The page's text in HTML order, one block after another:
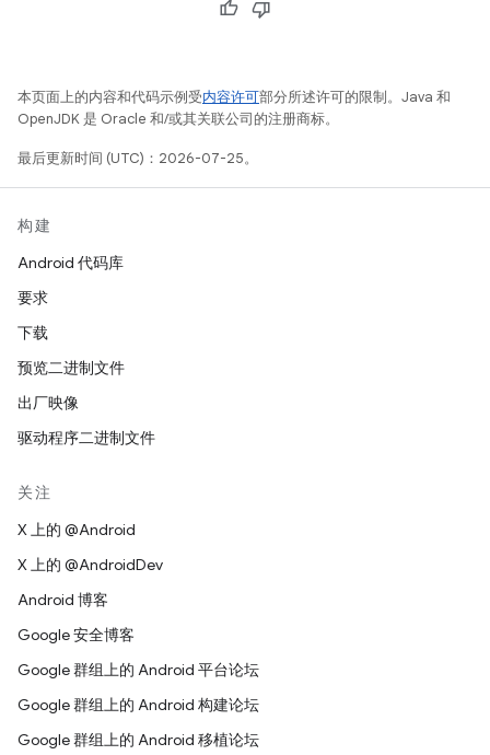
本页面上的内容和代码示例受内容许可部分所述许可的限制。Java 和
OpenJDK 是 Oracle 和/或其关联公司的注册商标。
最后更新时间 (UTC)：2026-07-25。
构建
Android 代码库
要求
下载
预览二进制文件
出厂映像
驱动程序二进制文件
关注
X 上的 @Android
X 上的 @AndroidDev
Android 博客
Google 安全博客
Google 群组上的 Android 平台论坛
Google 群组上的 Android 构建论坛
Google 群组上的 Android 移植论坛